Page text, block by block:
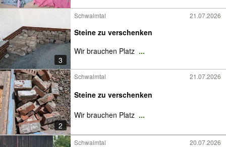
3
Schwalmtal 21.07.2026
Steine zu verschenken
Wir brauchen Platz ...
2
Schwalmtal 21.07.2026
Steine zu verschenken
Wir brauchen Platz ...
Schwalmtal 20.07.2026